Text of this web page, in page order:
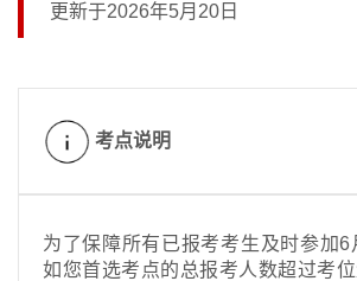
更新于2026年5月20日
考点说明
为了保障所有已报考考生及时参加6
如您首选考点的总报考人数超过考